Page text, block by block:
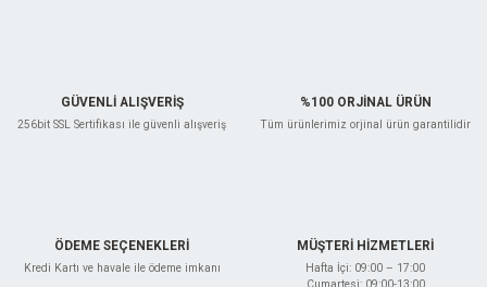
GÜVENLİ ALIŞVERİŞ
256bit SSL Sertifikası ile güvenli alışveriş
%100 ORJİNAL ÜRÜN
Tüm ürünlerimiz orjinal ürün garantilidir
ÖDEME SEÇENEKLERİ
Kredi Kartı ve havale ile ödeme imkanı
MÜŞTERİ HİZMETLERİ
Hafta İçi: 09:00 – 17:00
Cumartesi: 09:00-13:00